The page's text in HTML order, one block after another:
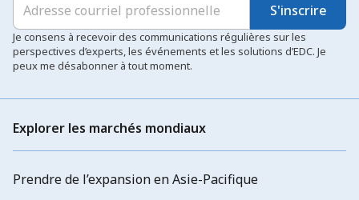
S'inscrire
Je consens à recevoir des communications régulières sur les
perspectives d’experts, les événements et les solutions d’EDC. Je
peux me désabonner à tout moment.
Explorer les marchés mondiaux
Prendre de l’expansion en Asie-Pacifique